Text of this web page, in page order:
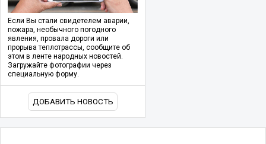
Если Вы стали свидетелем аварии,
пожара, необычного погодного
явления, провала дороги или
прорыва теплотрассы, сообщите об
этом в ленте народных новостей.
Загружайте фотографии через
специальную форму.
ДОБАВИТЬ НОВОСТЬ